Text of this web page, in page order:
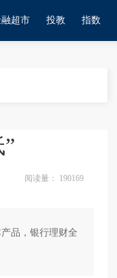
超市 投教 指数
阅读量： 190169
品，银行理财全